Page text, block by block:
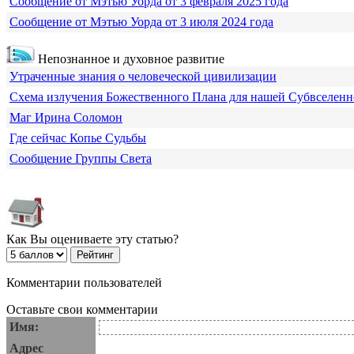
Сообщение от Мэтью Уорда от 3 июля 2024 года
Непознанное и духовное развитие
Утраченные знания о человеческой цивилизации
Схема излучения Божественного Плана для нашей
Маг Ирина Соломон
Где сейчас Копье Судьбы
Сообщение Группы Света
Как Вы оцениваете эту статью?
Комментарии пользователей
Оставьте свои комментарии
Имя:
Адрес